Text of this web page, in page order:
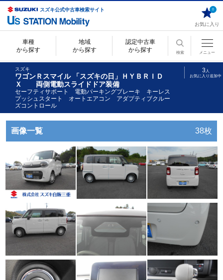
スズキ公式中古車検索サイト
お気に入り
0
車種
から探す
地域
から探す
認定中古車
から探す
検索 メニュー
スズキ
ワゴンＲスマイル 「スズキの日」ＨＹＢＲＩＤ
Ｘ 両側電動スライドドア装備
セーフティサポート 電動パーキングブレーキ キーレス
プッシュスタート オートエアコン アダプティブクルー
ズコントロール
3 人
お気に入り追加中
画像一覧 38枚